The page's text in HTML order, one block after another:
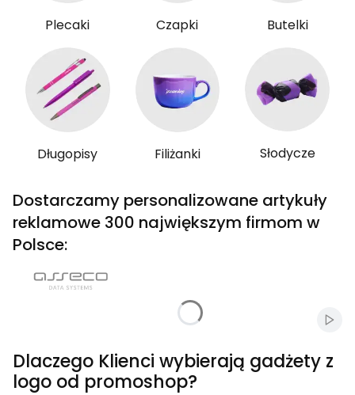
Plecaki Czapki Butelki
Długopisy Filiżanki Słodycze
Dostarczamy personalizowane artykuły
reklamowe 300 największym firmom w
Polsce:
Dlaczego Klienci wybierają gadżety z
logo od promoshop?